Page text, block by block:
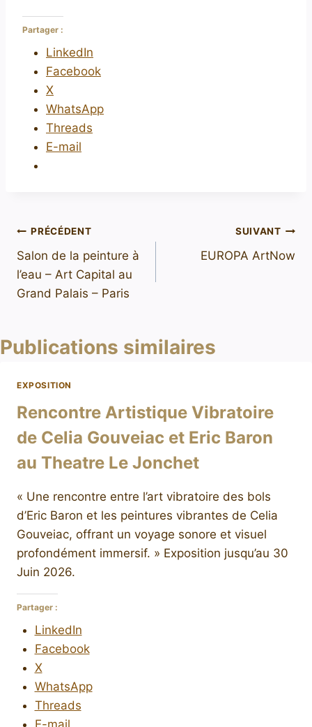
Partager :
LinkedIn
Facebook
X
WhatsApp
Threads
E-mail
PRÉCÉDENT
Salon de la peinture à
l’eau – Art Capital au
Grand Palais – Paris
SUIVANT
EUROPA ArtNow
Publications similaires
EXPOSITION
Rencontre Artistique Vibratoire
de Celia Gouveiac et Eric Baron
au Theatre Le Jonchet
« Une rencontre entre l’art vibratoire des bols
d’Eric Baron et les peintures vibrantes de Celia
Gouveiac, offrant un voyage sonore et visuel
profondément immersif. » Exposition jusqu’au 30
Juin 2026.
Partager :
LinkedIn
Facebook
X
WhatsApp
Threads
E-mail